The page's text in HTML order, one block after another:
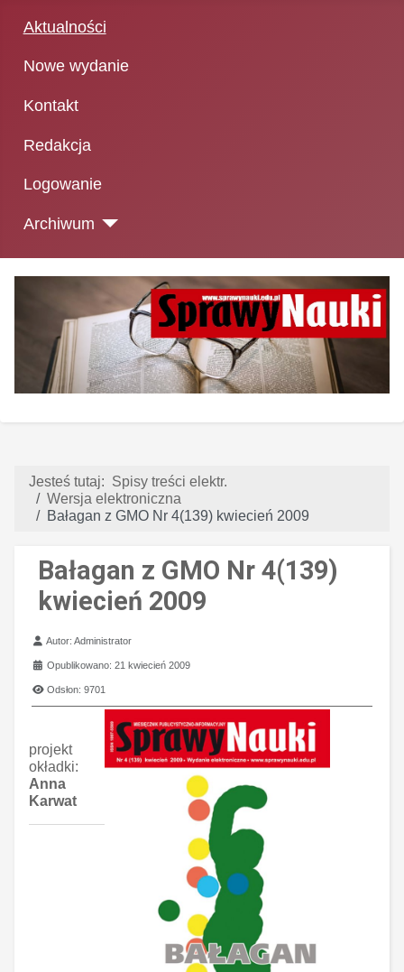
Aktualności
Nowe wydanie
Kontakt
Redakcja
Logowanie
Archiwum
Jesteś tutaj: Spisy treści elektr.
Wersja elektroniczna
Bałagan z GMO Nr 4(139) kwiecień 2009
Bałagan z GMO Nr 4(139)
kwiecień 2009
Szczegóły
Autor:Administrator
Opublikowano: 21 kwiecień 2009
Odsłon: 9701
projekt
okładki:
Anna
Karwat